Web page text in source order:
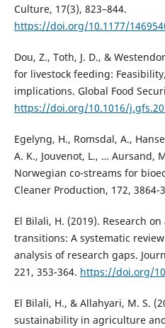
Culture, 17(3), 823–844.
https://doi.org/10.1177/
Dou, Z., Toth, J. D., &
for livestock feeding:
implications. Global Food
https://doi.org/10.1016/
Egelyng, H., Romsdal, A.,
A. K., Jouvenot, L., … Aursand,
Norwegian co-streams for
Cleaner Production, 172, 3864-
El Bilali, H. (2019). Research
transitions: A systematic
analysis of research gaps.
221, 353-364. https://doi.org/
El Bilali, H., & Allahyari, M. S.
sustainability in agriculture